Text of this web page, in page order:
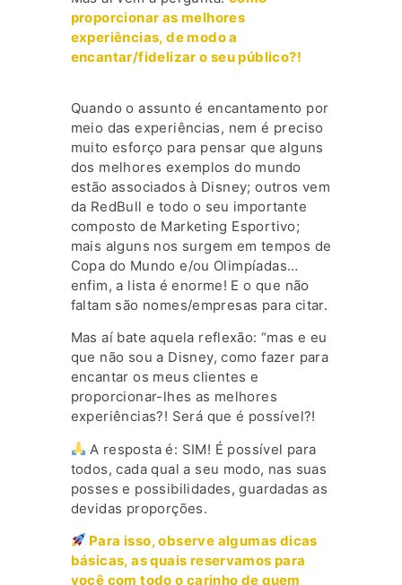
proporcionar as melhores
experiências, de modo a
encantar/fidelizar o seu público?!
Quando o assunto é encantamento por
meio das experiências, nem é preciso
muito esforço para pensar que alguns
dos melhores exemplos do mundo
estão associados à Disney; outros vem
da RedBull e todo o seu importante
composto de Marketing Esportivo;
mais alguns nos surgem em tempos de
Copa do Mundo e/ou Olimpíadas…
enfim, a lista é enorme! E o que não
faltam são nomes/empresas para citar.
Mas aí bate aquela reflexão: “mas e eu
que não sou a Disney, como fazer para
encantar os meus clientes e
proporcionar-lhes as melhores
experiências?! Será que é possível?!
A resposta é: SIM! É possível para
todos, cada qual a seu modo, nas suas
posses e possibilidades, guardadas as
devidas proporções.
Para isso, observe algumas dicas
básicas, as quais reservamos para
você com todo o carinho de quem